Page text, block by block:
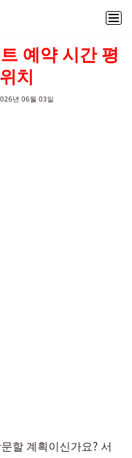
예약 시간 평
치
년 06월 03일
할 계획이신가요? 서